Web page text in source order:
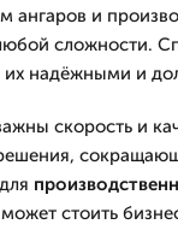
ангаров и
сложности.
их надёжными и
скорость и
стоить